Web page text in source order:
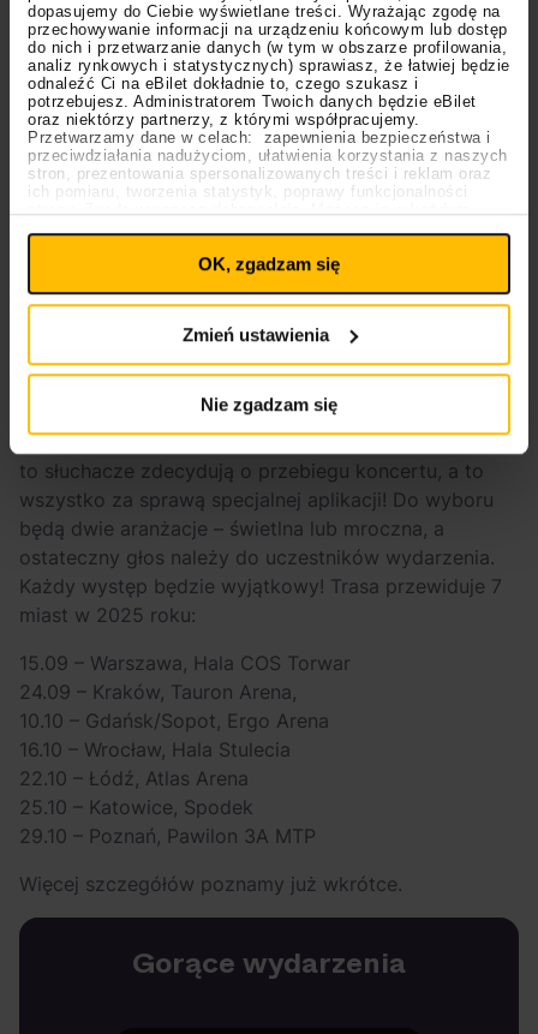
dopasujemy do Ciebie wyświetlane treści. Wyrażając zgodę na
przechowywanie informacji na urządzeniu końcowym lub dostęp
do nich i przetwarzanie danych (w tym w obszarze profilowania,
analiz rynkowych i statystycznych) sprawiasz, że łatwiej będzie
odnaleźć Ci na eBilet dokładnie to, czego szukasz i
potrzebujesz. Administratorem Twoich danych będzie eBilet
oraz niektórzy partnerzy, z którymi współpracujemy.
Przetwarzamy dane w celach: zapewnienia bezpieczeństwa i
przeciwdziałania nadużyciom, ułatwienia korzystania z naszych
stron, prezentowania spersonalizowanych treści i reklam oraz
ich pomiaru, tworzenia statystyk, poprawy funkcjonalności
plików cookies
wpływa na legalność uprzedniego przetwarzania.
Polityka plików cookies
OK, zgadzam się
Zmień ustawienia
Nie zgadzam się
“Wielka woda”. To zapowiedź albumu “Niech żyje
bal”
Kolejnym intrygującym projektem jestŚwiatło i
, czyli kooperacjaKatarzyny Nosowskiej i
Piotra Roguckiego. Czeka nas zupełnie coś nowego –
to słuchacze zdecydują o przebiegu koncertu, a to
wszystko za sprawą specjalnej aplikacji! Do wyboru
będą dwie aranżacje – świetlna lub mroczna, a
ostateczny głos należy do uczestników wydarzenia.
Każdy występ będzie wyjątkowy! Trasa przewiduje 7
miast w 2025 roku:
15.09 – Warszawa, Hala COS Torwar
24.09 – Kraków, Tauron Arena,
10.10 – Gdańsk/Sopot, Ergo Arena
16.10 – Wrocław, Hala Stulecia
22.10 – Łódź, Atlas Arena
25.10 – Katowice, Spodek
29.10 – Poznań, Pawilon 3A MTP
Więcej szczegółów poznamy już wkrótce.
Gorące wydarzenia